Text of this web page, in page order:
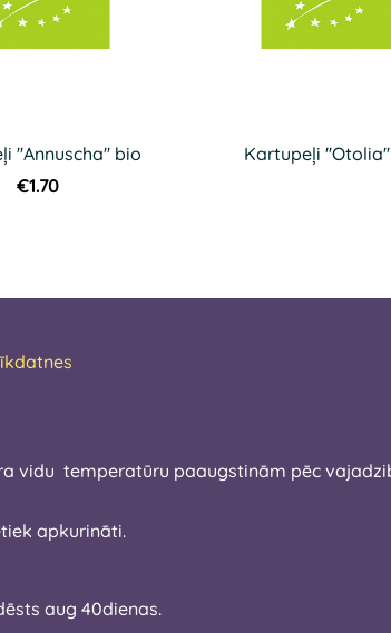
''Annuscha'' bio
€1.70
Kartupeļi
vidu temperatūru paaugstinām pēc
apkurināti.
dēsts aug 40dienas.